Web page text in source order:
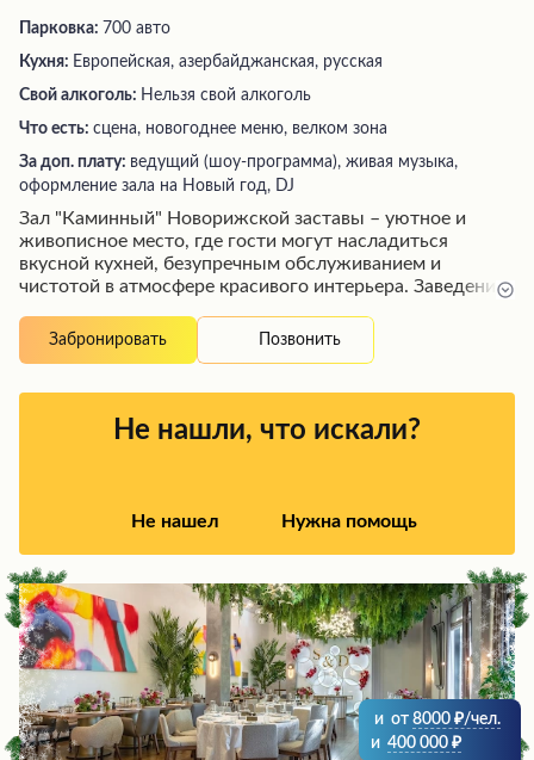
Парковка: 700 авто
Кухня: Европейская, азербайджанская, русская
Свой алкоголь: Нельзя свой алкоголь
Что есть: сцена, новогоднее меню, велком зона
За доп. плату: ведущий (шоу-программа), живая музыка,
оформление зала на Новый год, DJ
Зал "Каминный" Новорижской заставы – уютное и
живописное место, где гости могут насладиться
вкусной кухней, безупречным обслуживанием и
чистотой в атмосфере красивого интерьера. Заведение
праздников, вкусные блюда, которые даже на
следующий день после разогрева радуют своим
остатков еды с собой. Территория великолепно
оформлена и ухожена, а вежливый и понятливый
персонал быстро выполняет заказы, создавая
Забронировать Позвонить
Не нашли, что искали?
Не нашел Нужна помощь
и от 8000
/чел.
и 400 000